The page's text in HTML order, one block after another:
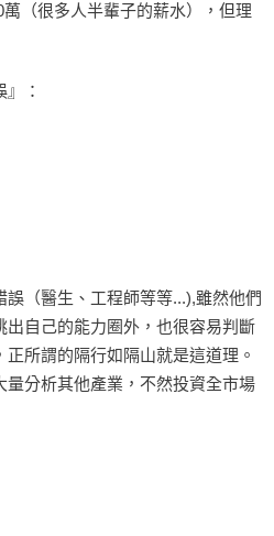
（很多人半輩子的薪水），但理
：
（醫生、工程師等等...),雖然他們
自己的能力圈外，也很容易判斷
所謂的隔行如隔山就是這道理。
量分析其他產業，不然投資全市場